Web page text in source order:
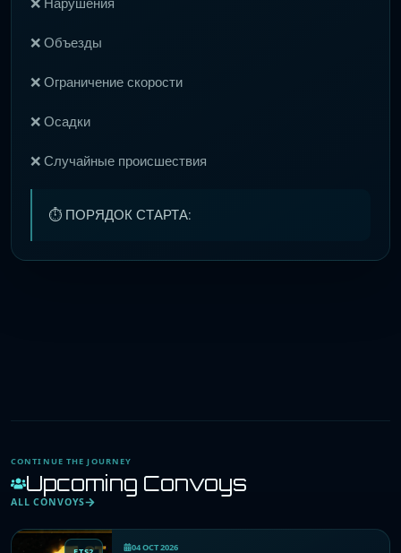
❌ Нарушения
❌ Объезды
❌ Ограничение скорости
❌ Осадки
❌ Случайные происшествия
⏱ ПОРЯДОК СТАРТА:
CONTINUE THE JOURNEY
Upcoming Convoys
ALL CONVOYS
04 OCT 2026